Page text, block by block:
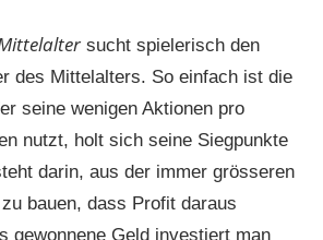
sucht spielerisch den
des Mittelalters. So einfach ist die
seine wenigen Aktionen pro
nutzt, holt sich seine Siegpunkte
darin, aus der immer grösseren
bauen, dass Profit daraus
gewonnene Geld investiert man